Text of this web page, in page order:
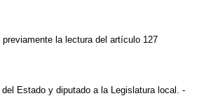
la lectura del artículo 127
Estado y diputado a la Legislatura local. -